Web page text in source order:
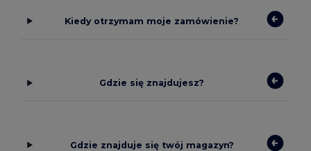
Kiedy otrzymam moje zamówienie?
Gdzie się znajdujesz?
Gdzie znajduje się twój magazyn?